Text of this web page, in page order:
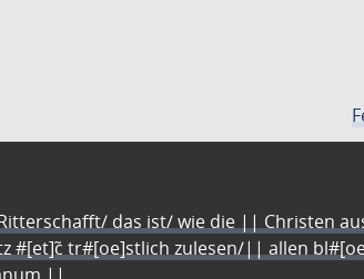
das ist/ wie die || Christen
#[et]c̃ tr#[oe]stlich zulesen/|| allen